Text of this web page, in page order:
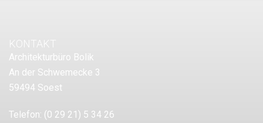
KONTAKT
Architekturbüro Bolik
An der Schwemecke 3
59494 Soest
Telefon: (0 29 21) 5 34 26